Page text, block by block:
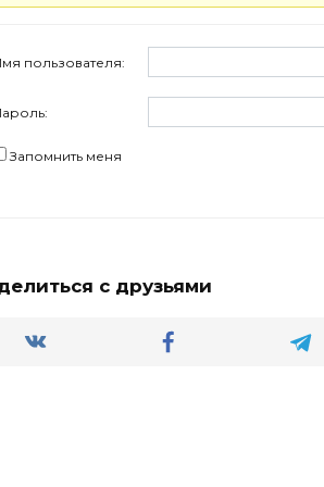
пользователя:
Запомнить меня
с друзьями